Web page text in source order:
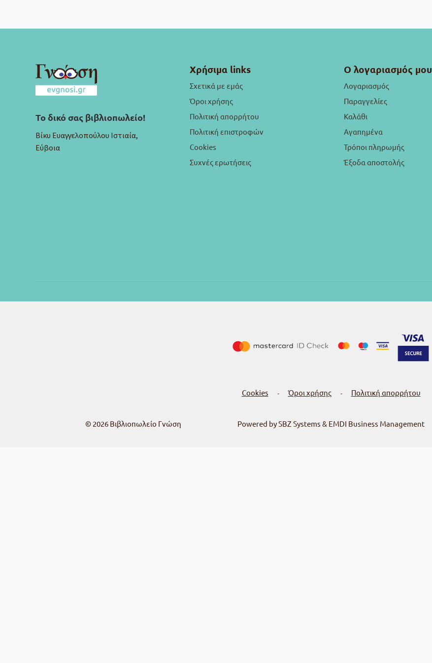
Το δικό σας βιβλιοπωλείο!
Βίκυ Ευαγγελοπούλου Ιστιαία,
Εύβοια
Χρήσιμα links
Σχετικά με εμάς
Όροι χρήσης
Πολιτική απορρήτου
Πολιτική επιστροφών
Cookies
Συχνές ερωτήσεις
Ο λογαριασμός μου
Λογαριασμός
Παραγγελίες
Καλάθι
Αγαπημένα
Τρόποι πληρωμής
Έξοδα αποστολής
Cookies - Όροι χρήσης - Πολιτική απορρήτου
© 2026 Βιβλιοπωλείο Γνώση Powered by SBZ Systems & EMDI Business Management